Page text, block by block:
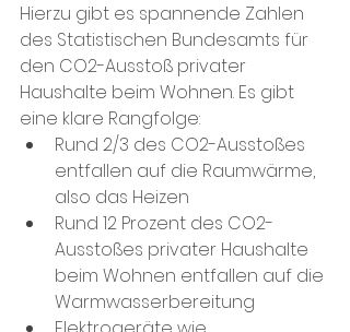
Hierzu gibt es spannende Zahlen
des Statistischen Bundesamts für
den CO2-Ausstoß privater
Haushalte beim Wohnen. Es gibt
eine klare Rangfolge:
Rund 2/3 des CO2-Ausstoßes
entfallen auf die Raumwärme,
also das Heizen
Rund 12 Prozent des CO2-
Ausstoßes privater Haushalte
beim Wohnen entfallen auf die
Warmwasserbereitung